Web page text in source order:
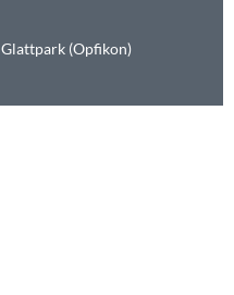
Glattpark (Opfikon)